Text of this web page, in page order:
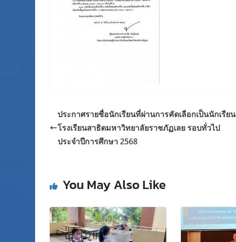
ประกาศรายชื่อนักเรียนที่ผ่านการคัดเลือกเป็นนักเรียน
โรงเรียนสาธิตมหาวิทยาลัยราชภัฏเลย รอบทั่วไป
ประจำปีการศึกษา 2568
You May Also Like